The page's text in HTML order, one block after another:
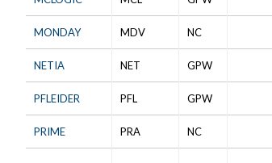
MONDAY MDV NC
NETIA NET GPW
PFLEIDER PFL GPW
PRIME PRA NC